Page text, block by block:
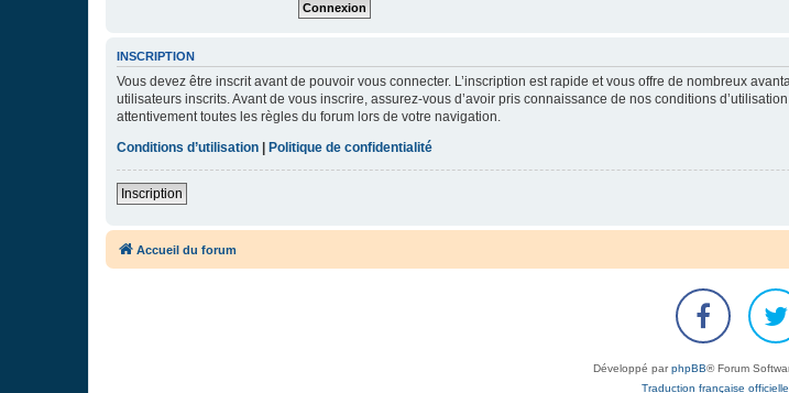
INSCRIPTION
Vous devez être inscrit avant de pouvoir vous connecter. L’inscription est rapide et vous offre de nombreux
utilisateurs inscrits. Avant de vous inscrire, assurez-vous d’avoir pris connaissance de nos conditions
attentivement toutes les règles du forum lors de votre navigation.
Conditions d’utilisation
Politique de confidentialité
Inscription
Accueil du forum
Développé parphpBB® Forum
Traduction française officielle